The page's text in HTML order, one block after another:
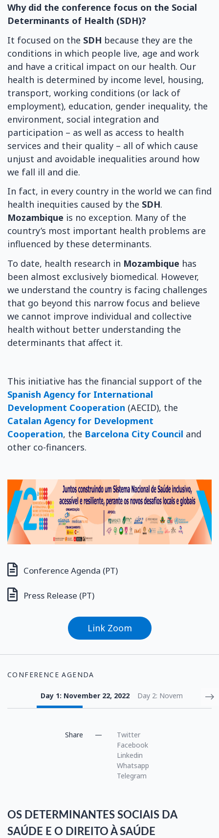
Why did the conference focus on the Social
Determinants of Health (SDH)?
It focused on the SDH because they are the
conditions in which people live, age and work
and have a critical impact on our health. Our
health is determined by income level, housing,
transport, working conditions (or lack of
employment), education, gender inequality, the
environment, social integration and
participation – as well as access to health
services and their quality – all of which cause
unjust and avoidable inequalities around how
we fall ill and die.
In fact, in every country in the world we can find
health inequities caused by the SDH.
Mozambique is no exception. Many of the
country’s most important health problems are
influenced by these determinants.
To date, health research in Mozambique has
been almost exclusively biomedical. However,
we understand the country is facing challenges
that go beyond this narrow focus and believe
we cannot improve individual and collective
health without better understanding the
determinants that affect it.
This initiative has the financial support of the
Spanish Agency for International
Development Cooperation (AECID), the
Catalan Agency for Development
Cooperation, the Barcelona City Council and
other co-financers.
Conference Agenda (PT)
Press Release (PT)
Link Zoom
CONFERENCE AGENDA
Day 1: November 22, 2022 Day 2: November 23,
Share
OS DETERMINANTES SOCIAIS DA
SAÚDE E O DIREITO À SAÚDE